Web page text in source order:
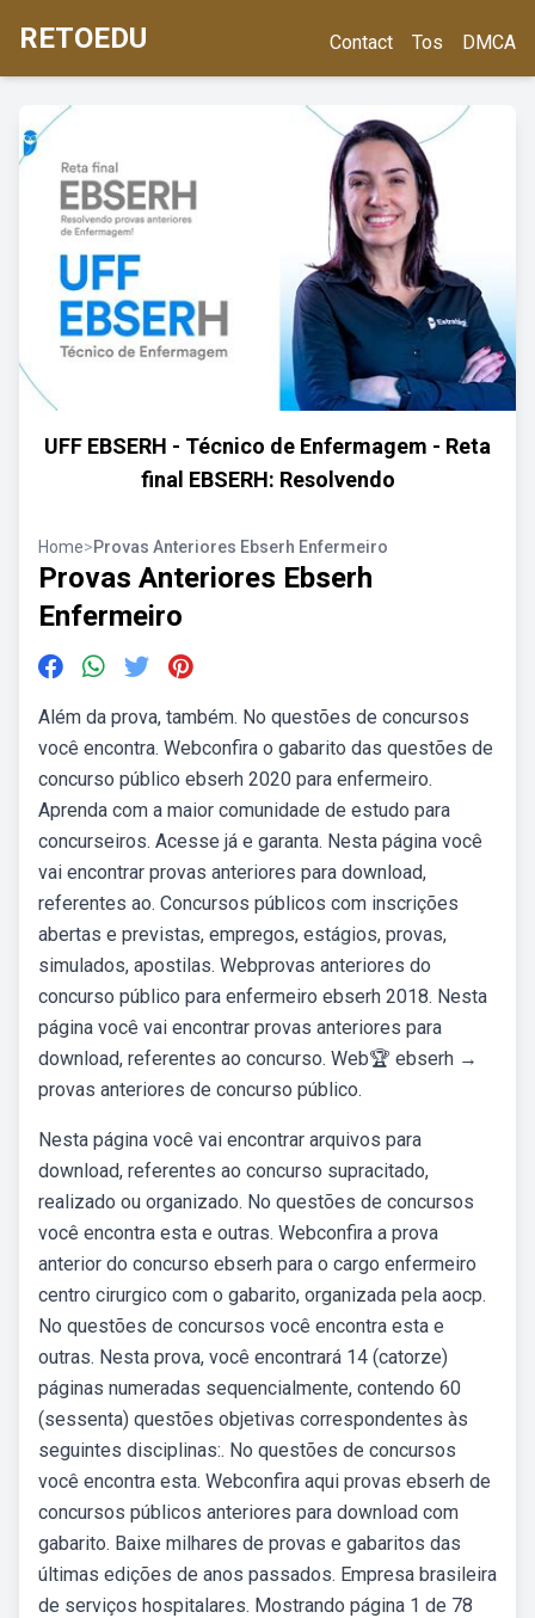
RETOEDU Contact Tos DMCA
UFF EBSERH - Técnico de Enfermagem - Reta
final EBSERH: Resolvendo
Home>Provas Anteriores Ebserh Enfermeiro
Provas Anteriores Ebserh
Enfermeiro
Além da prova, também. No questões de concursos
você encontra. Webconfira o gabarito das questões de
concurso público ebserh 2020 para enfermeiro.
Aprenda com a maior comunidade de estudo para
concurseiros. Acesse já e garanta. Nesta página você
vai encontrar provas anteriores para download,
referentes ao. Concursos públicos com inscrições
abertas e previstas, empregos, estágios, provas,
simulados, apostilas. Webprovas anteriores do
concurso público para enfermeiro ebserh 2018. Nesta
página você vai encontrar provas anteriores para
download, referentes ao concurso. Web🏆 ebserh →
provas anteriores de concurso público.
Nesta página você vai encontrar arquivos para
download, referentes ao concurso supracitado,
realizado ou organizado. No questões de concursos
você encontra esta e outras. Webconfira a prova
anterior do concurso ebserh para o cargo enfermeiro
centro cirurgico com o gabarito, organizada pela aocp.
No questões de concursos você encontra esta e
outras. Nesta prova, você encontrará 14 (catorze)
páginas numeradas sequencialmente, contendo 60
(sessenta) questões objetivas correspondentes às
seguintes disciplinas:. No questões de concursos
você encontra esta. Webconfira aqui provas ebserh de
concursos públicos anteriores para download com
gabarito. Baixe milhares de provas e gabaritos das
últimas edições de anos passados. Empresa brasileira
de serviços hospitalares. Mostrando página 1 de 78